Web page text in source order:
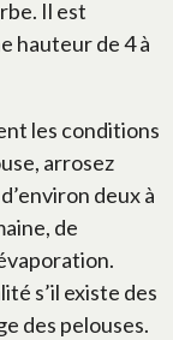
Il est
hauteur de 4 à
les conditions
arrosez
deux à
de
s’il existe des
des pelouses.